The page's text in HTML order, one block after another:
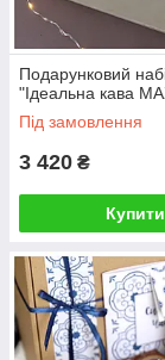
Подарунковий
"Ідеальна кава
Під замовлення
3 420 ₴
Купити